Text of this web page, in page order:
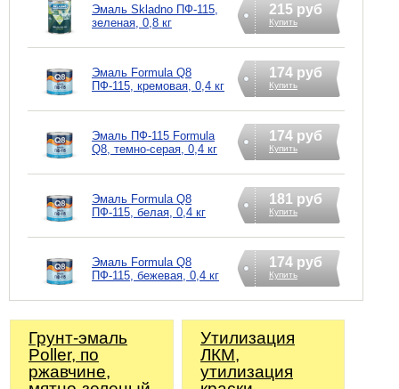
Эмаль Skladno ПФ-115,
зеленая, 0,8 кг
215 руб
Купить
Эмаль Formula Q8
ПФ-115, кремовая, 0,4 кг
174 руб
Купить
Эмаль ПФ-115 Formula
Q8, темно-серая, 0,4 кг
174 руб
Купить
Эмаль Formula Q8
ПФ-115, белая, 0,4 кг
181 руб
Купить
Эмаль Formula Q8
ПФ-115, бежевая, 0,4 кг
174 руб
Купить
Грунт-эмаль
Poller, по
ржавчине,
Утилизация
ЛКМ,
утилизация